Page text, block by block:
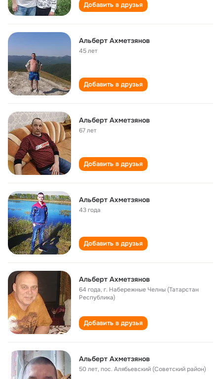
Добавить в друзья
Альберт Ахметзянов
45 лет
Добавить в друзья
Альберт Ахметзянов
67 лет
Добавить в друзья
Альберт Ахметзянов
43 года
Добавить в друзья
Альберт Ахметзянов
64 года,г. Набережные Челны (Татарстан
Республика)
Добавить в друзья
Альберт Ахметзянов
50 лет,пос. Алябьевский (Советский район)